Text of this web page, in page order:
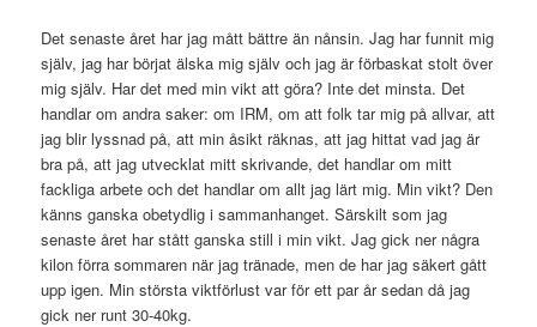
Det senaste året har jag mått bättre än nånsin. Jag har funnit mig
själv, jag har börjat älska mig själv och jag är förbaskat stolt över
mig själv. Har det med min vikt att göra? Inte det minsta. Det
handlar om andra saker: om IRM, om att folk tar mig på allvar, att
jag blir lyssnad på, att min åsikt räknas, att jag hittat vad jag är
bra på, att jag utvecklat mitt skrivande, det handlar om mitt
fackliga arbete och det handlar om allt jag lärt mig. Min vikt? Den
känns ganska obetydlig i sammanhanget. Särskilt som jag
senaste året har stått ganska still i min vikt. Jag gick ner några
kilon förra sommaren när jag tränade, men de har jag säkert gått
upp igen. Min största viktförlust var för ett par år sedan då jag
gick ner runt 30-40kg.